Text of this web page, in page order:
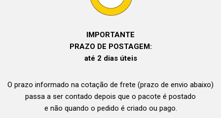
IMPORTANTE
PRAZO DE POSTAGEM:
até 2 dias úteis
O prazo informado na cotação de frete (prazo de envio abaixo)
passa a ser contado depois que o pacote é postado
e não quando o pedido é criado ou pago.